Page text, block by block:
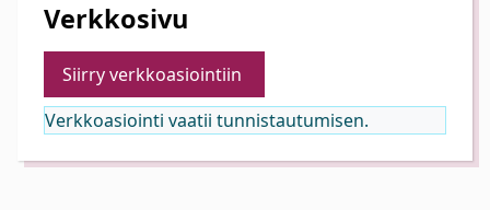
Verkkosivu
Siirry verkkoasiointiin
Verkkoasiointi vaatii tunnistautumisen.